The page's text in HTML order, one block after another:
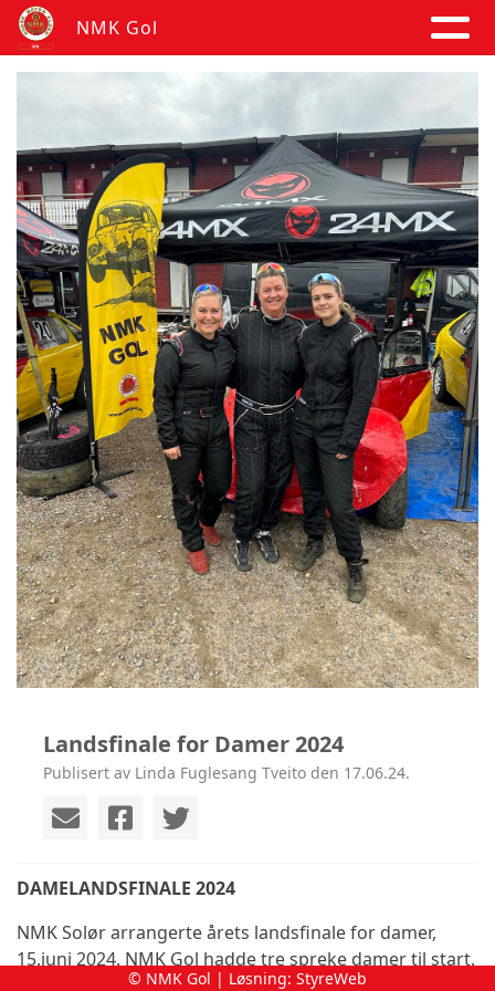
NMK Gol
Landsfinale for Damer 2024
Publisert av Linda Fuglesang Tveito den 17.06.24.
DAMELANDSFINALE 2024
NMK Solør arrangerte årets landsfinale for damer,
15.juni 2024. NMK Gol hadde tre spreke damer til start.
Tinni Jensvoll Møllerplass, Hege Jensvoll og Silje
© NMK Gol | Løsning: StyreWeb